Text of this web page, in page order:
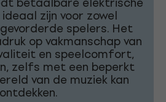
zijn voor zowel
spelers. Het
op vakmanschap van
en speelcomfort,
zelfs met een beperkt
van de muziek kan
ontdekken.